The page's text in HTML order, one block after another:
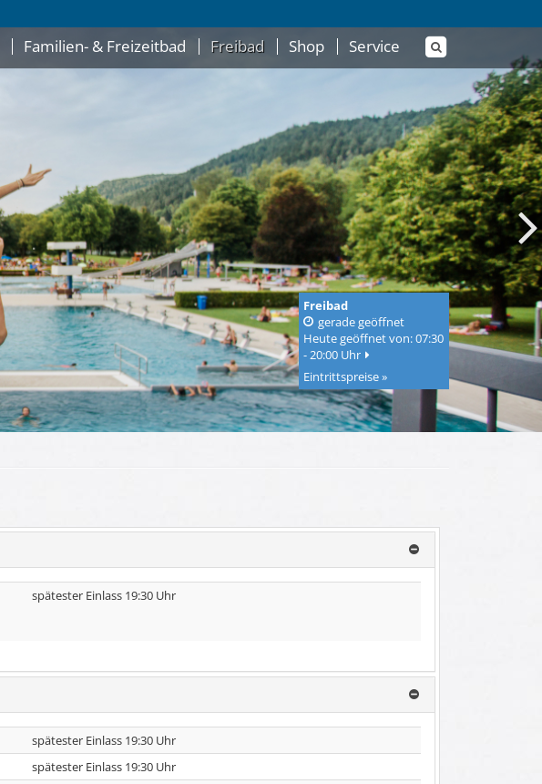
Familien- & Freizeitbad Freibad Shop Service
Freibad
gerade geöffnet
Heute geöffnet von: 07:30
- 20:00 Uhr
Eintrittspreise »
spätester Einlass 19:30 Uhr
spätester Einlass 19:30 Uhr
spätester Einlass 19:30 Uhr